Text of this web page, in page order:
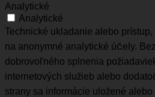
Analytické
Analytické
Technické ukladanie alebo
na anonymné analytické účely.
dobrovoľného splnenia
internetových služieb alebo
strany sa informácie uložené